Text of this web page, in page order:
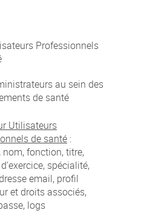
Professionnels
au sein des
de santé
Utilisateurs
de santé :
nom, fonction, titre,
spécialité,
email, profil
et droits associés,
logs